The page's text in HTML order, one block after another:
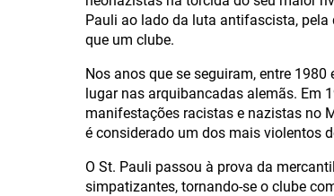
Pauli ao lado da luta antifascista,
que um clube.
Nos anos que se seguiram, entre
lugar nas arquibancadas alemãs. Em
manifestações racistas e nazistas no
é considerado um dos mais violentos
O St. Pauli passou à prova da
simpatizantes, tornando-se o clube